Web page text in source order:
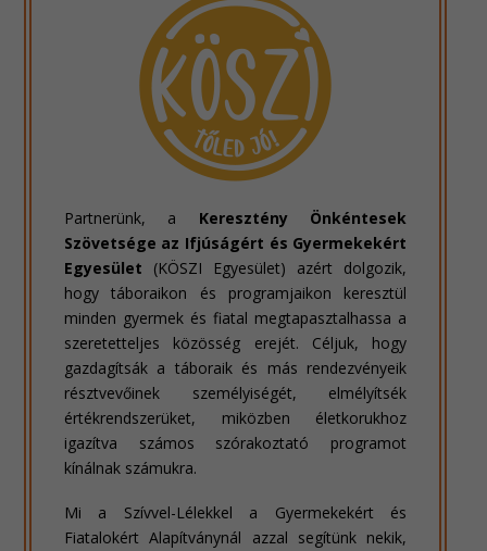
Partnerünk, a Keresztény Önkéntesek
Szövetsége az Ifjúságért és Gyermekekért
Egyesület (KÖSZI Egyesület) azért dolgozik,
hogy táboraikon és programjaikon keresztül
minden gyermek és fiatal megtapasztalhassa a
szeretetteljes közösség erejét. Céljuk, hogy
gazdagítsák a táboraik és más rendezvényeik
résztvevőinek személyiségét, elmélyítsék
értékrendszerüket, miközben életkorukhoz
igazítva számos szórakoztató programot
kínálnak számukra.
Mi a Szívvel-Lélekkel a Gyermekekért és
Fiatalokért Alapítványnál azzal segítünk nekik,